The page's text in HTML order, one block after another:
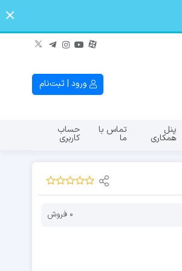
ورود | ثبت‌نام
پنل
همکاری
تماس با
ما
حساب
کاربری
0 فروش